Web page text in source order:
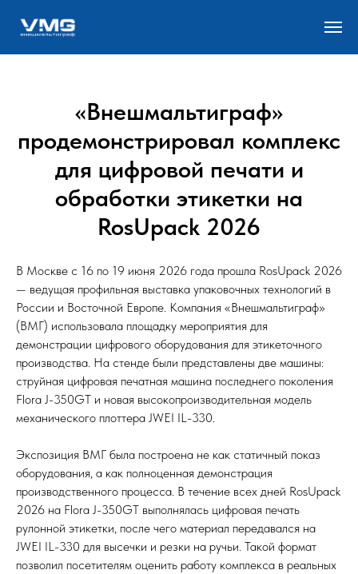
«Внешмальтиграф»
продемонстрировал комплекс
для цифровой печати и
обработки этикетки на
RosUpack 2026
В Москве с 16 по 19 июня 2026 года прошла RosUpack 2026
— ведущая профильная выставка упаковочных технологий в
России и Восточной Европе. Компания «Внешмальтиграф»
(ВМГ) использовала площадку мероприятия для
демонстрации цифрового оборудования для этикеточного
производства. На стенде были представлены две машины:
струйная цифровая печатная машина последнего поколения
Flora J-350GT и новая высокопроизводительная модель
механического плоттера JWEI IL-330.
Экспозиция ВМГ была построена не как статичный показ
оборудования, а как полноценная демонстрация
производственного процесса. В течение всех дней RosUpack
2026 на Flora J-350GT выполнялась цифровая печать
рулонной этикетки, после чего материал передавался на
JWEI IL-330 для высечки и резки на ручьи. Такой формат
позволил посетителям оценить работу комплекса в реальных